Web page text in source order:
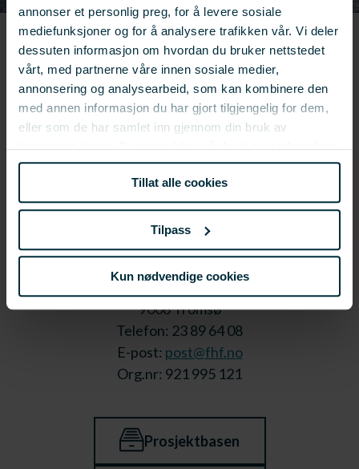
annonser et personlig preg, for å levere sosiale
mediefunksjoner og for å analysere trafikken vår. Vi deler
dessuten informasjon om hvordan du bruker nettstedet
vårt, med partnerne våre innen sosiale medier,
annonsering og analysearbeid, som kan kombinere den
med annen informasjon du har gjort tilgjengelig for dem,
eller som de har samlet inn gjennom din bruk av
tjenestene deres. Du samtykker vår bruk av nødvendige
informasjonskapsler ved å bruke nettstedet vårt.
Tillat alle cookies
Tilpass
Kun nødvendige cookies
← Se flere resultater
Prosjekt: 901606
Stortorget 1,
9008 Tromsø
Telefon: 23 89 64 08
E-post: post@fhf.no
Org.nr: 921 995 121
Prosjektbasen